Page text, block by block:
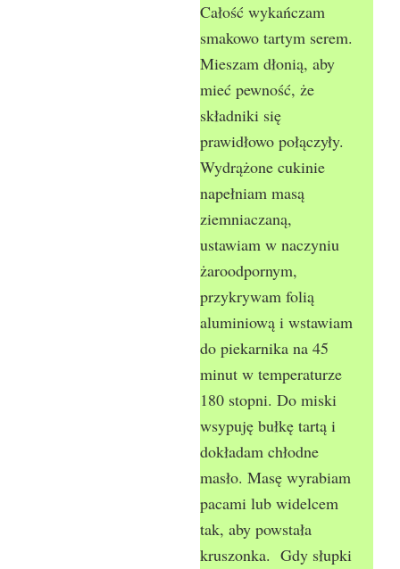
Całość wykańczam
smakowo tartym serem.
Mieszam dłonią, aby
mieć pewność, że
składniki się
prawidłowo połączyły.
Wydrążone cukinie
napełniam masą
ziemniaczaną,
ustawiam w naczyniu
żaroodpornym,
przykrywam folią
aluminiową i wstawiam
do piekarnika na 45
minut w temperaturze
180 stopni. Do miski
wsypuję bułkę tartą i
dokładam chłodne
masło. Masę wyrabiam
pacami lub widelcem
tak, aby powstała
kruszonka. Gdy słupki